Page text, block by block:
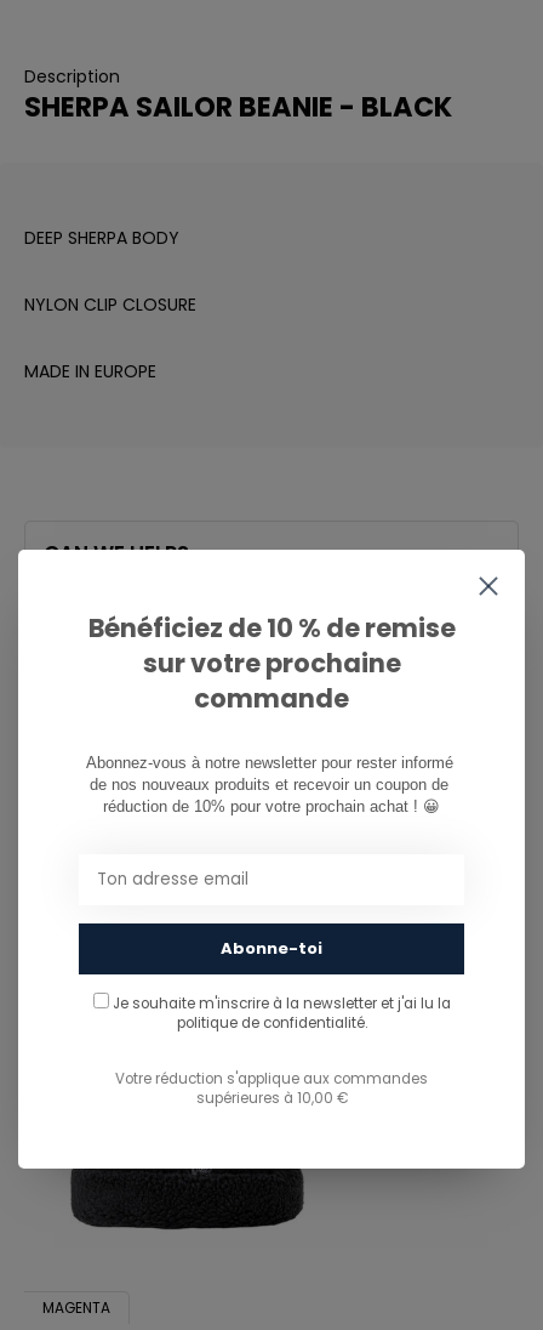
Description
SHERPA SAILOR BEANIE - BLACK
DEEP SHERPA BODY
NYLON CLIP CLOSURE
MADE IN EUROPE
CAN WE HELP?
info@ostreet.be
PARTAGER CE PRODUIT
You might also like...
TU POURRAIS AUSSI AIMER...
MAGENTA
Bénéficiez de 10 % de remise
sur votre prochaine
commande
Abonnez-vous à notre newsletter pour rester informé
de nos nouveaux produits et recevoir un coupon de
réduction de 10% pour votre prochain achat ! 😀
Abonne-toi
Je souhaite m'inscrire à la newsletter et j'ai lu la
politique de confidentialité.
Votre réduction s'applique aux commandes
supérieures à 10,00 €